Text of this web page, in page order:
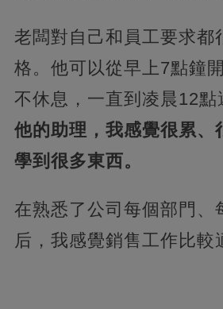
老闆對自己和員工要求都
格。他可以從早上7點鐘
不休息，一直到凌晨12點
他的助理，我感覺很累、
學到很多東西。
在熟悉了公司每個部門、
后，我感覺銷售工作比較